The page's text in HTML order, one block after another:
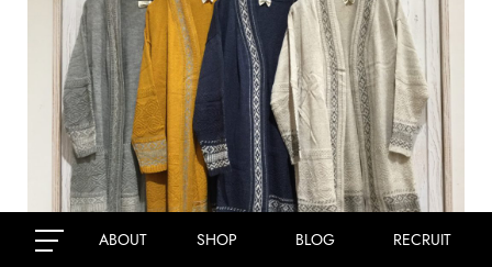
ABOUT SHOP BLOG RECRUIT